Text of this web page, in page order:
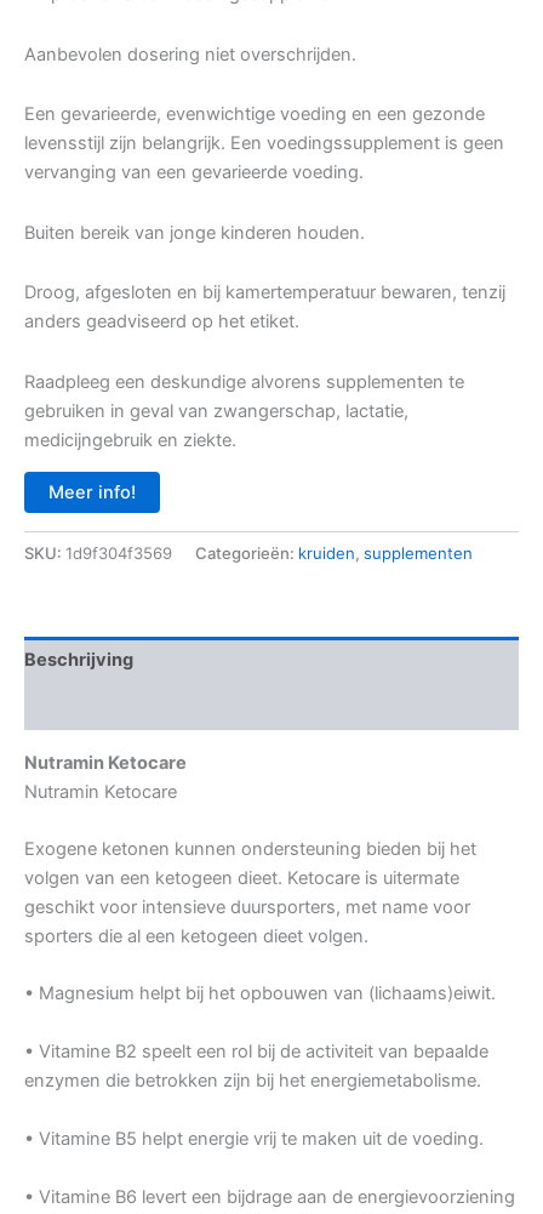
Aanbevolen dosering niet overschrijden.
Een gevarieerde, evenwichtige voeding en een gezonde
levensstijl zijn belangrijk. Een voedingssupplement is geen
vervanging van een gevarieerde voeding.
Buiten bereik van jonge kinderen houden.
Droog, afgesloten en bij kamertemperatuur bewaren, tenzij
anders geadviseerd op het etiket.
Raadpleeg een deskundige alvorens supplementen te
gebruiken in geval van zwangerschap, lactatie,
medicijngebruik en ziekte.
Meer info!
SKU: 1d9f304f3569 Categorieën: kruiden, supplementen
Beschrijving
Nutramin Ketocare
Nutramin Ketocare
Exogene ketonen kunnen ondersteuning bieden bij het
volgen van een ketogeen dieet. Ketocare is uitermate
geschikt voor intensieve duursporters, met name voor
sporters die al een ketogeen dieet volgen.
• Magnesium helpt bij het opbouwen van (lichaams)eiwit.
• Vitamine B2 speelt een rol bij de activiteit van bepaalde
enzymen die betrokken zijn bij het energiemetabolisme.
• Vitamine B5 helpt energie vrij te maken uit de voeding.
• Vitamine B6 levert een bijdrage aan de energievoorziening